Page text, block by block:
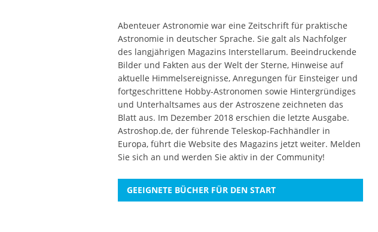
Abenteuer Astronomie war eine Zeitschrift für praktische
Astronomie in deutscher Sprache. Sie galt als Nachfolger
des langjährigen Magazins Interstellarum. Beeindruckende
Bilder und Fakten aus der Welt der Sterne, Hinweise auf
aktuelle Himmelsereignisse, Anregungen für Einsteiger und
fortgeschrittene Hobby-Astronomen sowie Hintergründiges
und Unterhaltsames aus der Astroszene zeichneten das
Blatt aus. Im Dezember 2018 erschien die letzte Ausgabe.
Astroshop.de, der führende Teleskop-Fachhändler in
Europa, führt die Website des Magazins jetzt weiter. Melden
Sie sich an und werden Sie aktiv in der Community!
GEEIGNETE BÜCHER FÜR DEN START